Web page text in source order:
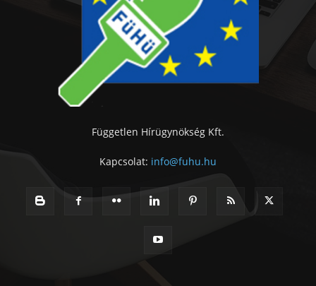
Független Hírügynökség Kft.
Kapcsolat: info@fuhu.hu